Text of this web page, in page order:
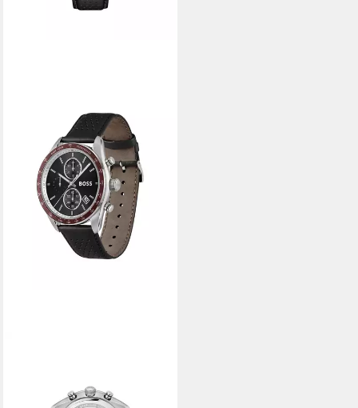
1514343, Quarzuhr,
Armbanduhr, Herrenuhr,